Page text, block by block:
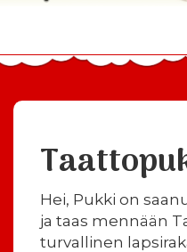
Hei, Pukki on
ja taas mennään
turvallinen